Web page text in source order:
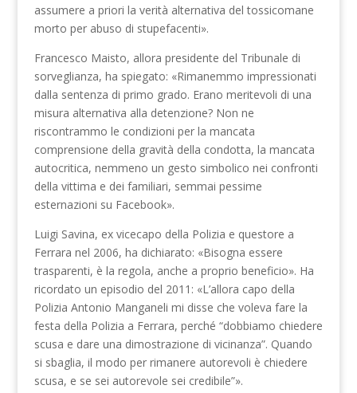
assumere a priori la verità alternativa del tossicomane
morto per abuso di stupefacenti».
Francesco Maisto, allora presidente del Tribunale di
sorveglianza, ha spiegato: «Rimanemmo impressionati
dalla sentenza di primo grado. Erano meritevoli di una
misura alternativa alla detenzione? Non ne
riscontrammo le condizioni per la mancata
comprensione della gravità della condotta, la mancata
autocritica, nemmeno un gesto simbolico nei confronti
della vittima e dei familiari, semmai pessime
esternazioni su Facebook».
Luigi Savina, ex vicecapo della Polizia e questore a
Ferrara nel 2006, ha dichiarato: «Bisogna essere
trasparenti, è la regola, anche a proprio beneficio». Ha
ricordato un episodio del 2011: «L’allora capo della
Polizia Antonio Manganeli mi disse che voleva fare la
festa della Polizia a Ferrara, perché “dobbiamo chiedere
scusa e dare una dimostrazione di vicinanza”. Quando
si sbaglia, il modo per rimanere autorevoli è chiedere
scusa, e se sei autorevole sei credibile”».